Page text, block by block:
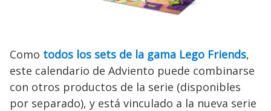
Como todos los sets de la gama Lego Friends,
este calendario de Adviento puede combinarse
con otros productos de la serie (disponibles
por separado), y está vinculado a la nueva serie